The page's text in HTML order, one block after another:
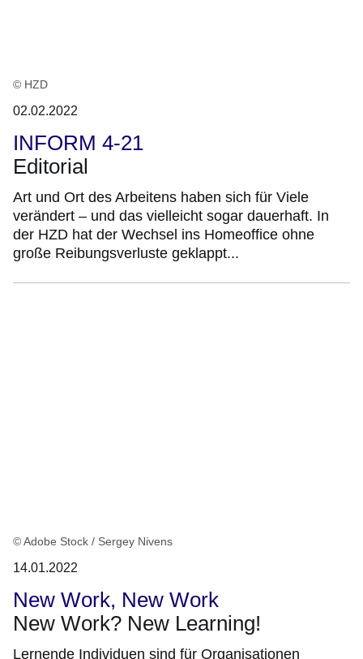
© HZD
02.02.2022
INFORM 4-21
Editorial
Art und Ort des Arbeitens haben sich für Viele
verändert – und das vielleicht sogar dauerhaft. In
der HZD hat der Wechsel ins Homeoffice ohne
große Reibungsverluste geklappt...
© Adobe Stock / Sergey Nivens
14.01.2022
New Work, New Work
New Work? New Learning!
Lernende Individuen sind für Organisationen